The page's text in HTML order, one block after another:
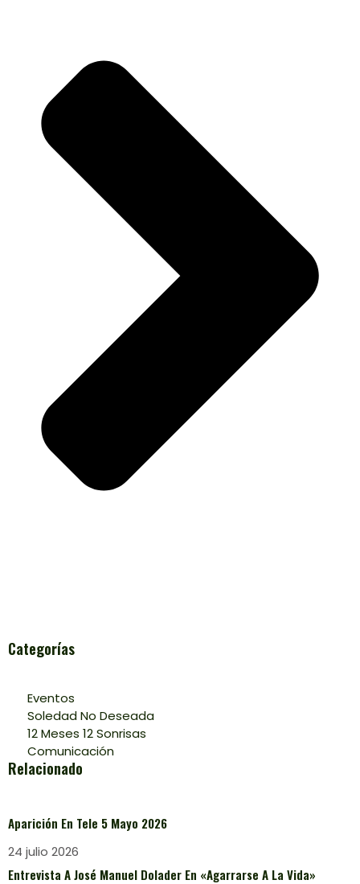
Categorías
Eventos
Soledad No Deseada
12 Meses 12 Sonrisas
Comunicación
Relacionado
Aparición En Tele 5 Mayo 2026
24 julio 2026
Entrevista A José Manuel Dolader En «Agarrarse A La Vida»